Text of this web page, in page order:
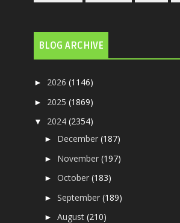
BLOG ARCHIVE
► 2026(1146)
► 2025(1869)
▼ 2024(2354)
► December(187)
► November(197)
►October(183)
►September(189)
►August(210)